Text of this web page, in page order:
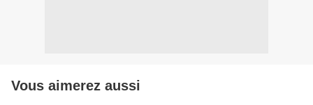
Vous aimerez aussi